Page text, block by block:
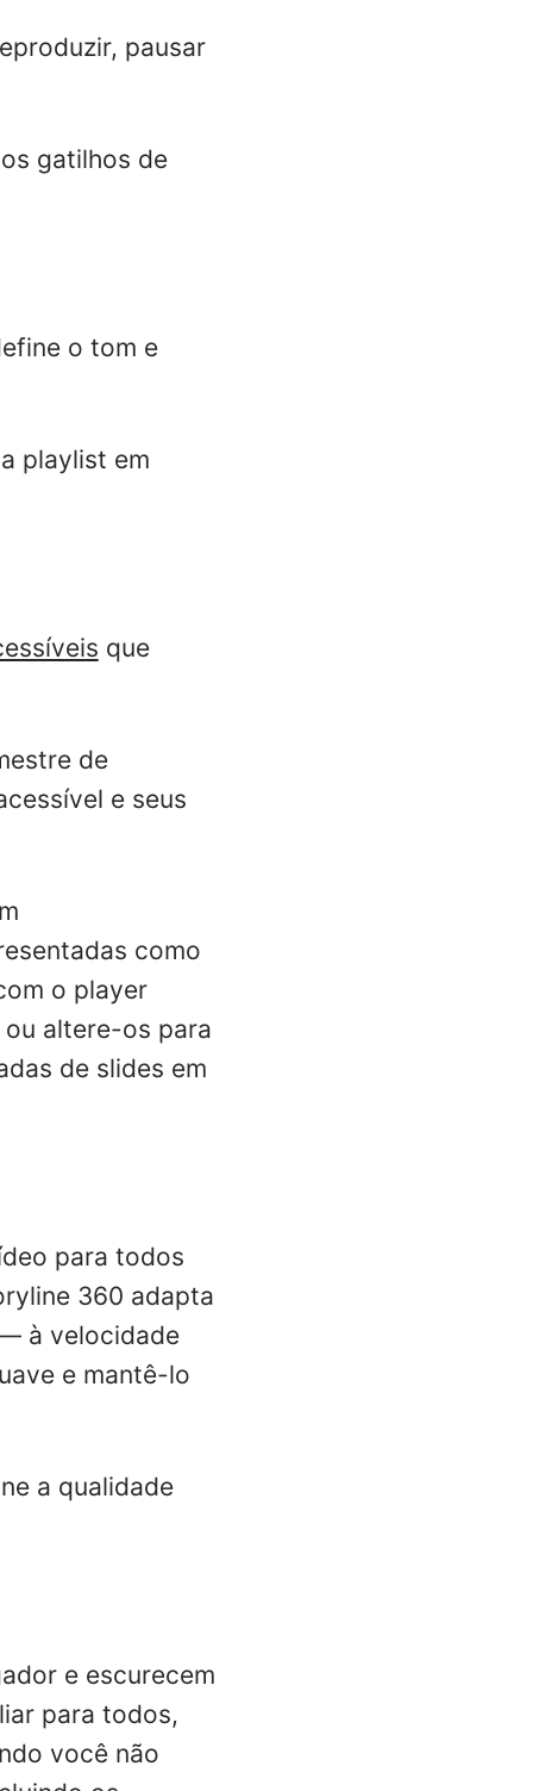
pausar
gatilhos de
o tom e
playlist em
que
de
e seus
como
o player
altere-os para
de slides em
para todos
360 adapta
à velocidade
e mantê-lo
a qualidade
e escurecem
para todos,
você não